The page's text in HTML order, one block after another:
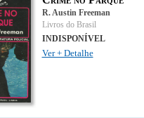
R. Austin Freeman
Livros do Brasil
INDISPONÍVEL
Ver + Detalhe